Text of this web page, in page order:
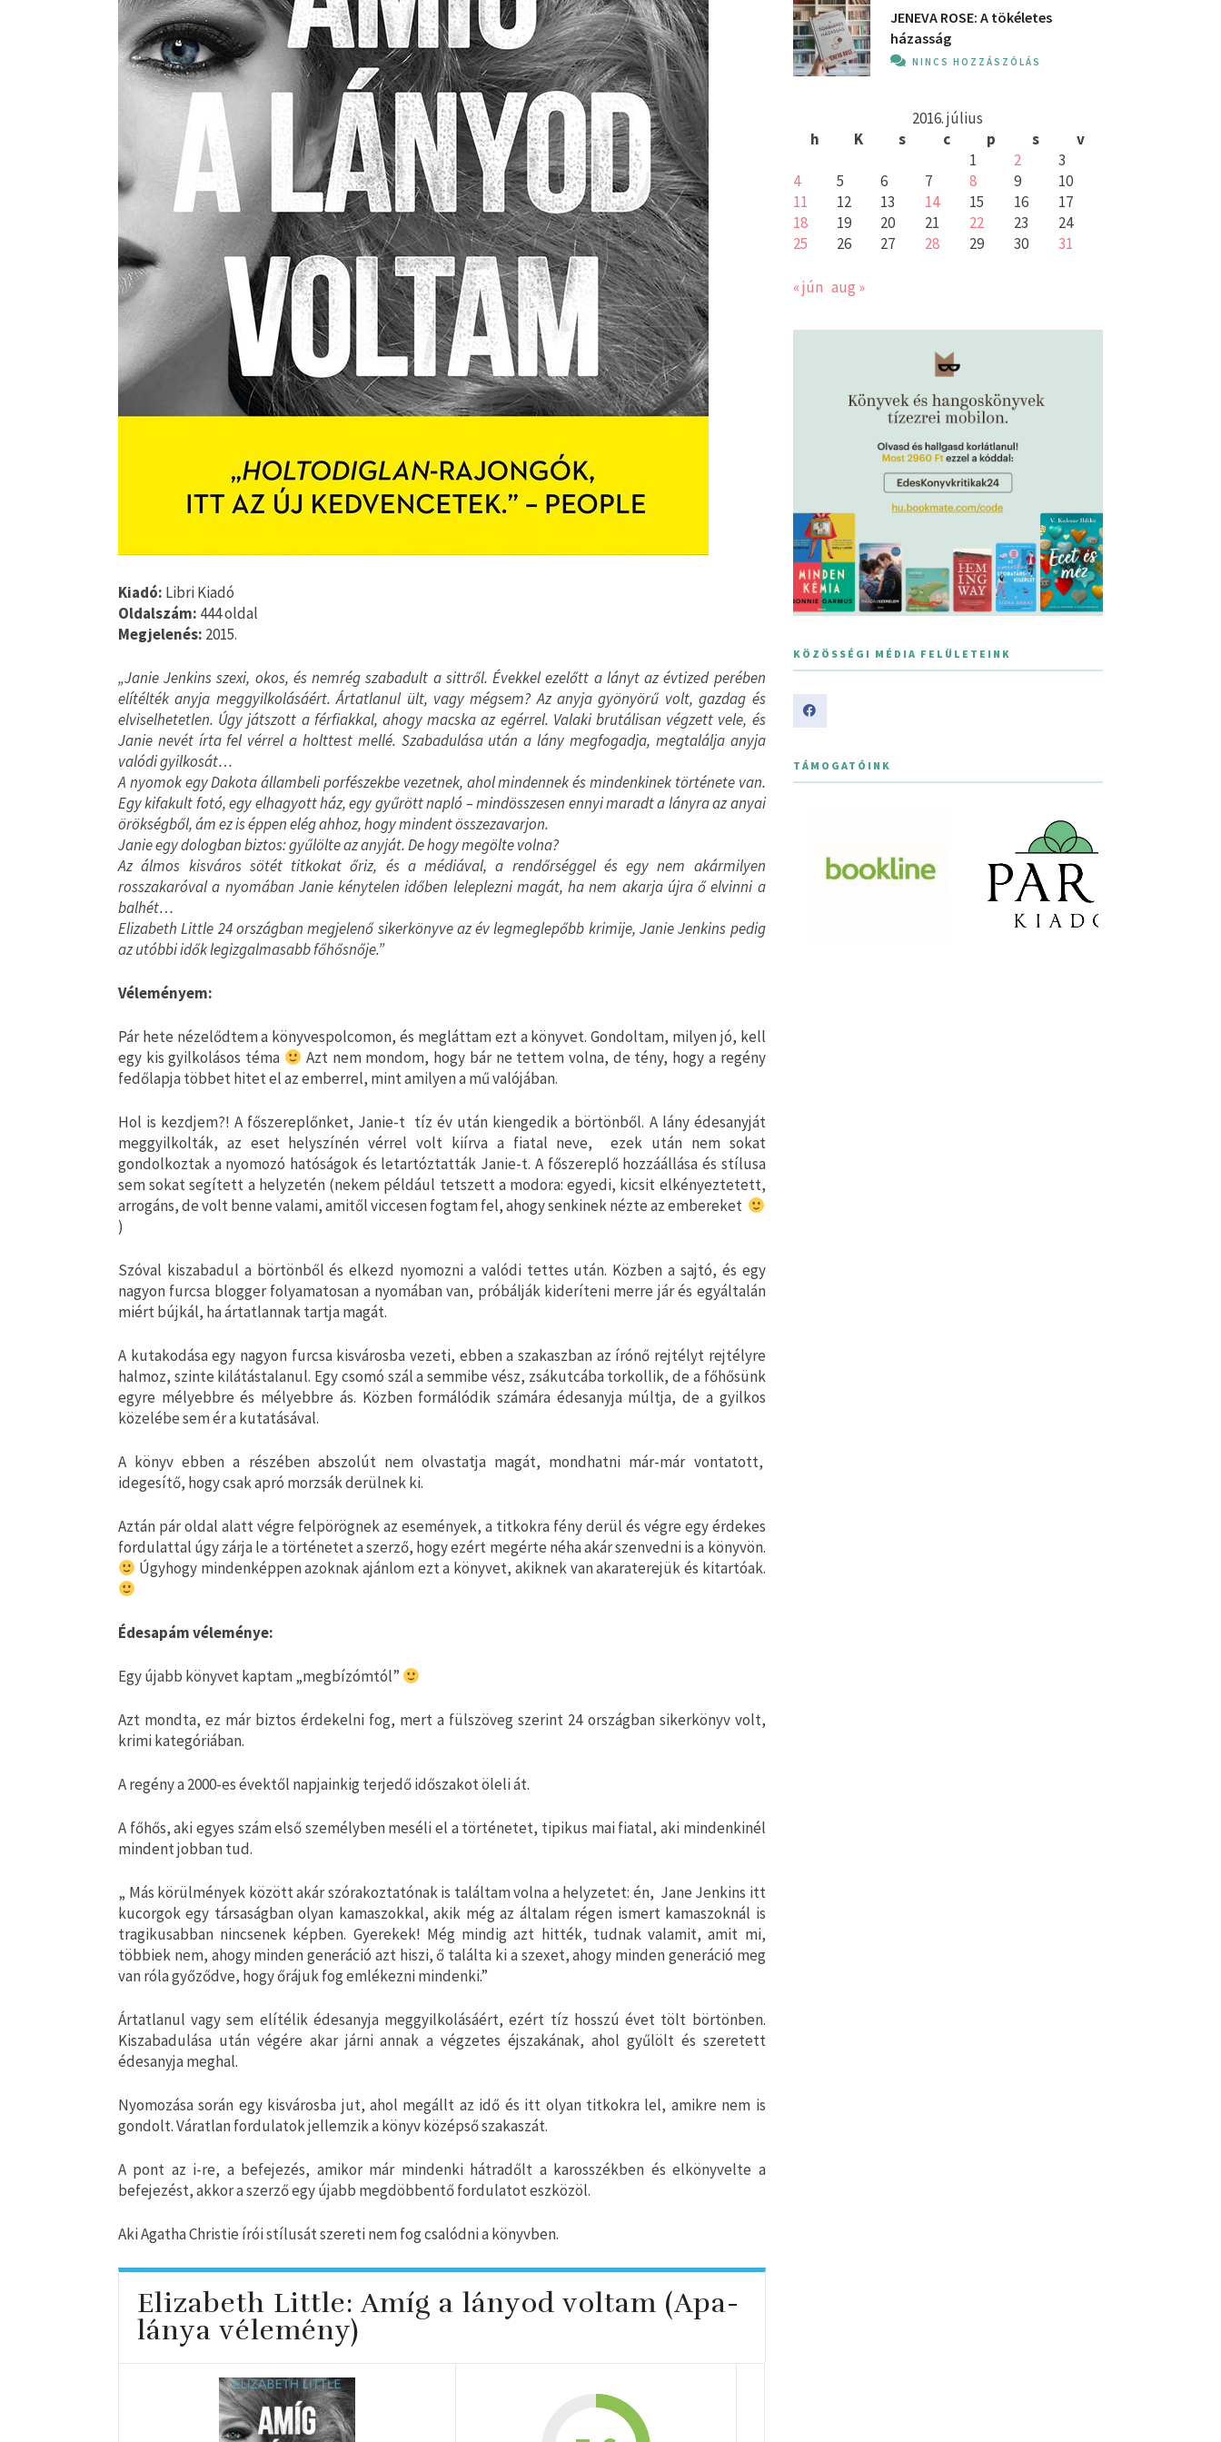
Kiadó: Libri Kiadó
Oldalszám: 444 oldal
Megjelenés: 2015.
„Janie Jenkins szexi, okos, és nemrég szabadult a sittről. Évekkel ezelőtt a lányt az évtized perében
elítélték anyja meggyilkolásáért. Ártatlanul ült, vagy mégsem? Az anyja gyönyörű volt, gazdag és
elviselhetetlen. Úgy játszott a férfiakkal, ahogy macska az egérrel. Valaki brutálisan végzett vele, és
Janie nevét írta fel vérrel a holttest mellé. Szabadulása után a lány megfogadja, megtalálja anyja
valódi gyilkosát…
A nyomok egy Dakota állambeli porfészekbe vezetnek, ahol mindennek és mindenkinek története van.
Egy kifakult fotó, egy elhagyott ház, egy gyűrött napló – mindösszesen ennyi maradt a lányra az anyai
örökségből, ám ez is éppen elég ahhoz, hogy mindent összezavarjon.
Janie egy dologban biztos: gyűlölte az anyját. De hogy megölte volna?
Az álmos kisváros sötét titkokat őriz, és a médiával, a rendőrséggel és egy nem akármilyen
rosszakaróval a nyomában Janie kénytelen időben leleplezni magát, ha nem akarja újra ő elvinni a
balhét…
Elizabeth Little 24 országban megjelenő sikerkönyve az év legmeglepőbb krimije, Janie Jenkins pedig
az utóbbi idők legizgalmasabb főhősnője.”
Véleményem:
Pár hete nézelődtem a könyvespolcomon, és megláttam ezt a könyvet. Gondoltam, milyen jó, kell
egy kis gyilkolásos téma
Azt nem mondom, hogy bár ne tettem volna, de tény, hogy a regény
fedőlapja többet hitet el az emberrel, mint amilyen a mű valójában.
Hol is kezdjem?! A főszereplőnket, Janie-t tíz év után kiengedik a börtönből. A lány édesanyját
meggyilkolták, az eset helyszínén vérrel volt kiírva a fiatal neve, ezek után nem sokat
gondolkoztak a nyomozó hatóságok és letartóztatták Janie-t. A főszereplő hozzáállása és stílusa
sem sokat segített a helyzetén (nekem például tetszett a modora: egyedi, kicsit elkényeztetett,
arrogáns, de volt benne valami, amitől viccesen fogtam fel, ahogy senkinek nézte az embereket
)
Szóval kiszabadul a börtönből és elkezd nyomozni a valódi tettes után. Közben a sajtó, és egy
nagyon furcsa blogger folyamatosan a nyomában van, próbálják kideríteni merre jár és egyáltalán
miért bújkál, ha ártatlannak tartja magát.
A kutakodása egy nagyon furcsa kisvárosba vezeti, ebben a szakaszban az írónő rejtélyt rejtélyre
halmoz, szinte kilátástalanul. Egy csomó szál a semmibe vész, zsákutcába torkollik, de a főhősünk
egyre mélyebbre és mélyebbre ás. Közben formálódik számára édesanyja múltja, de a gyilkos
közelébe sem ér a kutatásával.
A könyv ebben a részében abszolút nem olvastatja magát, mondhatni már-már vontatott,
idegesítő, hogy csak apró morzsák derülnek ki.
Aztán pár oldal alatt végre felpörögnek az események, a titkokra fény derül és végre egy érdekes
fordulattal úgy zárja le a történetet a szerző, hogy ezért megérte néha akár szenvedni is a könyvön.
Úgyhogy mindenképpen azoknak ajánlom ezt a könyvet, akiknek van akaraterejük és kitartóak.
Édesapám véleménye:
Egy újabb könyvet kaptam „megbízómtól”
Azt mondta, ez már biztos érdekelni fog, mert a fülszöveg szerint 24 országban sikerkönyv volt,
krimi kategóriában.
A regény a 2000-es évektől napjainkig terjedő időszakot öleli át.
A főhős, aki egyes szám első személyben meséli el a történetet, tipikus mai fiatal, aki mindenkinél
mindent jobban tud.
„ Más körülmények között akár szórakoztatónak is találtam volna a helyzetet: én, Jane Jenkins itt
kucorgok egy társaságban olyan kamaszokkal, akik még az általam régen ismert kamaszoknál is
tragikusabban nincsenek képben. Gyerekek! Még mindig azt hitték, tudnak valamit, amit mi,
többiek nem, ahogy minden generáció azt hiszi, ő találta ki a szexet, ahogy minden generáció meg
van róla győződve, hogy őrájuk fog emlékezni mindenki.”
Ártatlanul vagy sem elítélik édesanyja meggyilkolásáért, ezért tíz hosszú évet tölt börtönben.
Kiszabadulása után végére akar járni annak a végzetes éjszakának, ahol gyűlölt és szeretett
édesanyja meghal.
Nyomozása során egy kisvárosba jut, ahol megállt az idő és itt olyan titkokra lel, amikre nem is
gondolt. Váratlan fordulatok jellemzik a könyv középső szakaszát.
A pont az i-re, a befejezés, amikor már mindenki hátradőlt a karosszékben és elkönyvelte a
befejezést, akkor a szerző egy újabb megdöbbentő fordulatot eszközöl.
Aki Agatha Christie írói stílusát szereti nem fog csalódni a könyvben.
Elizabeth Little: Amíg a lányod voltam (Apa-
lánya vélemény)
JENEVA ROSE: A ​tökéletes
házasság
NINCS HOZZÁSZÓLÁS
2016. július
h
K s c p s
v
1
2
3
4
5 6 7 8 9
10
11
12 13 14 15 16
17
18
19 20 21 22 23
24
25
26 27 28 29 30 31
« jún aug »
KÖZÖSSÉGI MÉDIA FELÜLETEINK
TÁMOGATÓINK